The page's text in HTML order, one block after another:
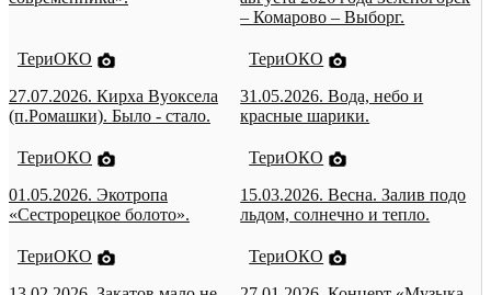
– Комарово – Выборг.
ТериОКО
27.07.2026. Кирха Вуоксела
(п.Ромашки). Было - стало.
ТериОКО
31.05.2026. Вода, небо и
красные шарики.
ТериОКО
01.05.2026. Экотропа
«Сестрорецкое болото».
ТериОКО
15.03.2026. Весна. Залив подо
льдом, солнечно и тепло.
ТериОКО
ТериОКО